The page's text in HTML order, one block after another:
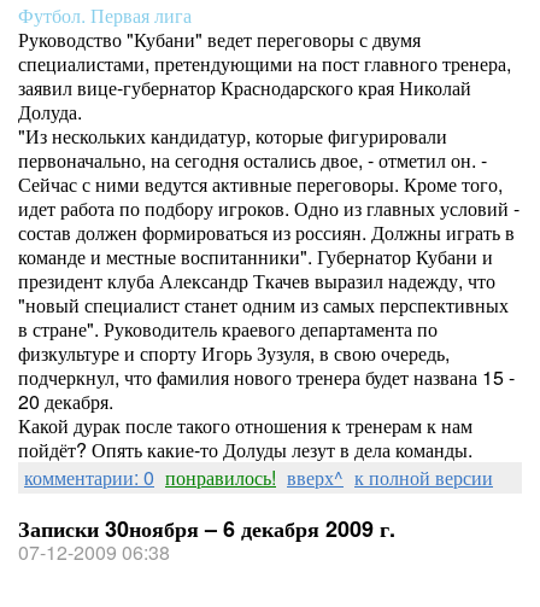
Футбол. Первая лига
Руководство "Кубани" ведет переговоры с двумя
специалистами, претендующими на пост главного тренера,
заявил вице-губернатор Краснодарского края Николай
Долуда.
"Из нескольких кандидатур, которые фигурировали
первоначально, на сегодня остались двое, - отметил он. -
Сейчас с ними ведутся активные переговоры. Кроме того,
идет работа по подбору игроков. Одно из главных условий -
состав должен формироваться из россиян. Должны играть в
команде и местные воспитанники". Губернатор Кубани и
президент клуба Александр Ткачев выразил надежду, что
"новый специалист станет одним из самых перспективных
в стране". Руководитель краевого департамента по
физкультуре и спорту Игорь Зузуля, в свою очередь,
подчеркнул, что фамилия нового тренера будет названа 15 -
20 декабря.
Какой дурак после такого отношения к тренерам к нам
пойдёт? Опять какие-то Долуды лезут в дела команды.
комментарии: 0 понравилось! вверх^ к полной версии
Записки 30ноября – 6 декабря 2009 г.
07-12-2009 06:38